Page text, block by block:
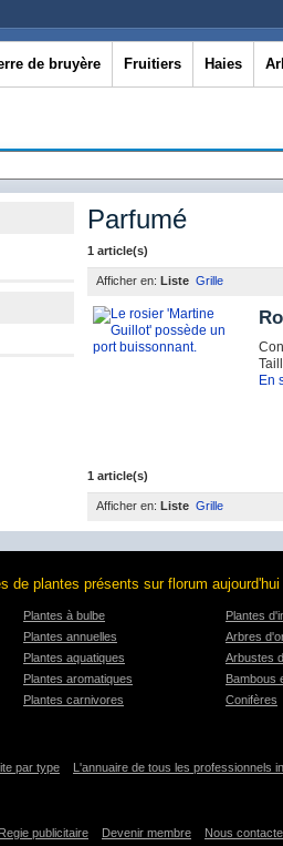
de bruyère Fruitiers Haies
Parfumé
1 article(s)
Afficher en: Liste Grille
En
1 article(s)
Afficher en: Liste Grille
de plantes présents sur florum
Plantes à bulbe
Plantes annuelles
Plantes aquatiques
Plantes aromatiques
Plantes carnivores
Plantes
Arbres
Arbustes
Bambous
Conifères
par type L'annuaire de tous les professionnels
Regie publicitaire Devenir membre Nous